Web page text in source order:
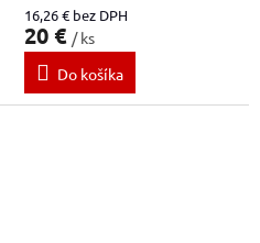
16,26 € bez DPH
20 € / ks
Do košíka